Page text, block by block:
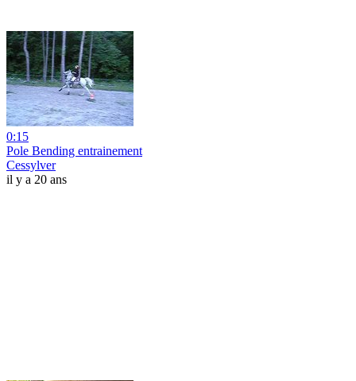
0:15
Pole Bending entrainement
Cessylver
il y a 20 ans